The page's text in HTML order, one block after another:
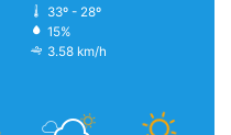
33º - 28º
15%
3.58 km/h